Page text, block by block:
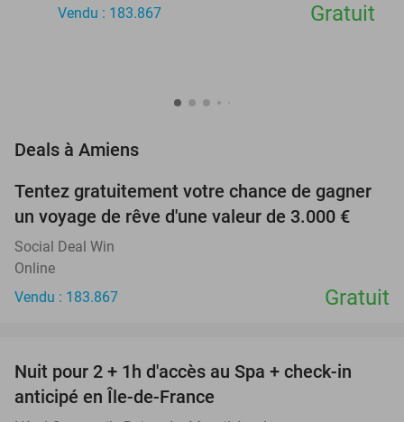
Vendu : 183.867
Gratuit
Deals à Amiens
Tentez gratuitement votre chance de gagner
un voyage de rêve d'une valeur de 3.000 €
Social Deal Win
Online
Vendu : 183.867
Gratuit
42%
Nuit pour 2 + 1h d'accès au Spa + check-in
anticipé en Île-de-France